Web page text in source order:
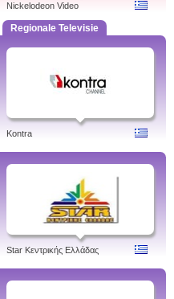
Nickelodeon Video
Regionale Televisie
Kontra
Star Κεντρικής Ελλάδας